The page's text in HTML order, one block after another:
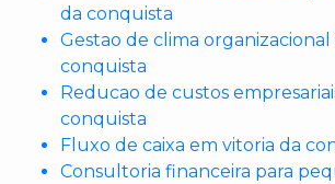
da conquista
Gestao de clima
conquista
Reducao de custos
conquista
Fluxo de caixa em vitoria da
Consultoria financeira para